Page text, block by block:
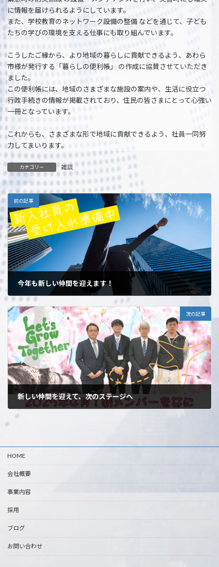
に情報を届けられるようにしています。
また、学校教育のネットワーク設備の整備 などを通じて、子ども
たちの学びの環境を支える仕事にも取り組んでいます。
こうしたご縁から、より地域の暮らしに貢献できるよう、あわら
市様が発行する「暮らしの便利帳」 の作成に協賛させていただき
ました。
この便利帳には、地域のさまざまな施設の案内や、生活に役立つ
行政手続きの情報が掲載されており、住民の皆さまにとって心強い
一冊となっています。
これからも、さまざまな形で地域に貢献できるよう、社員一同努
力してまいります。
カテゴリー 雑談
前の記事
今年も新しい仲間を迎えます！
次の記事
新しい仲間を迎えて、次のステージへ
HOME
会社概要
事業内容
採用
ブログ
お問い合わせ